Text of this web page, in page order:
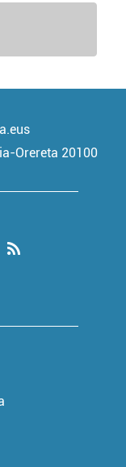
Orereta 20100